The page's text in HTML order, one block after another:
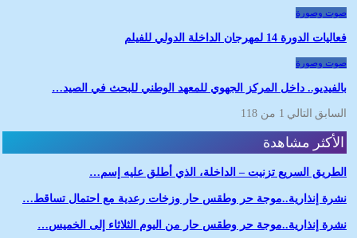
صوت وصورة
فعاليات الدورة 14 لمهرجان الداخلة الدولي للفيلم
صوت وصورة
بالفيديو.. داخل المركز الجهوي للمعهد الوطني للبحث في الصيد…
السابق التالي 1 من 118
الأكثر مشاهدة
الطريق السريع تزنيت – الداخلة، الذي أطلق عليه إسم…
نشرة إنذارية..موجة حر وطقس حار وزخات رعدية مع احتمال تساقط…
نشرة إنذارية..موجة حر وطقس حار من اليوم الثلاثاء إلى الخميس…